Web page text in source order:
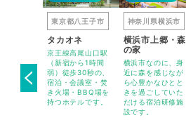
にリニ
ープン
に囲ま
東京都八王子市
タカオネ
京王線高尾山口駅
（新宿から1時間
弱）徒歩30秒の、
宿泊・会議室・焚
き火場・BBQ場を
持つホテルです。
神奈川県横浜市
横浜市上郷・森
の家
横浜市なのに、身
近に森を感じなが
ら心豊かなひとと
きを過ごしていた
だける宿泊研修施
設です。